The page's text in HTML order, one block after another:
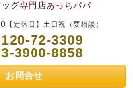
ッグ専門店あっちパパ
【定休日】土日祝（要相談）
72-3309
3900-8858
お問合せ